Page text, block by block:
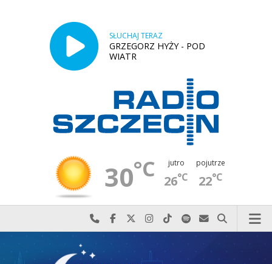
SŁUCHAJ TERAZ
GRZEGORZ HYŻY - POD
WIATR
30°C jutro
26°C
pojutrze
22°C
Najlepiej po prostu do nas zadzwoń
Odwiedź nas na Facebook-u
Odwiedź nas na X
Odwiedź nas na Instagram-ie
Odwiedź nas na TikTok-u
Szukaj nas na Spotify
Wyślij do nas
Szukaj